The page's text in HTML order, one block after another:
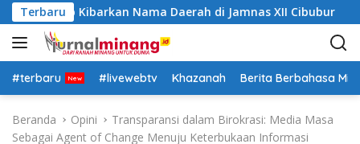
a
g
u
Terbaru
Siap Kibarkan Nama Daerah di Jamnas XII Cibubur
#terbaru #livewebtv Khazanah Berita Berbahasa
Beranda Opini
Transparansi dalam Birokrasi: Media Masa
Sebagai Agent of Change Menuju Keterbukaan Informasi